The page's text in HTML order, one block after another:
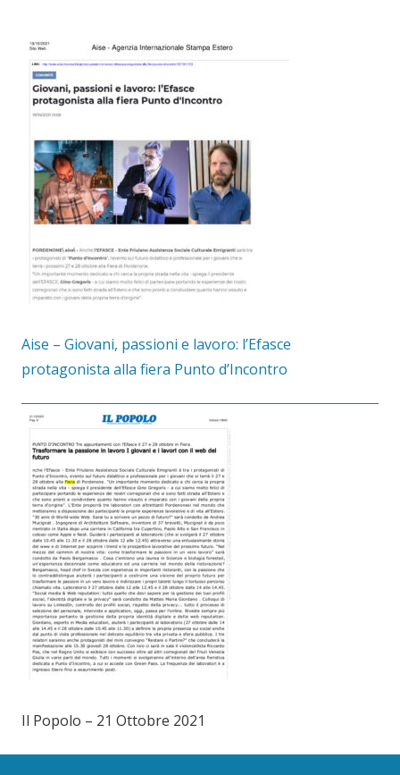
Aise – Giovani, passioni e lavoro: l’Efasce
protagonista alla fiera Punto d’Incontro
Il Popolo – 21 Ottobre 2021